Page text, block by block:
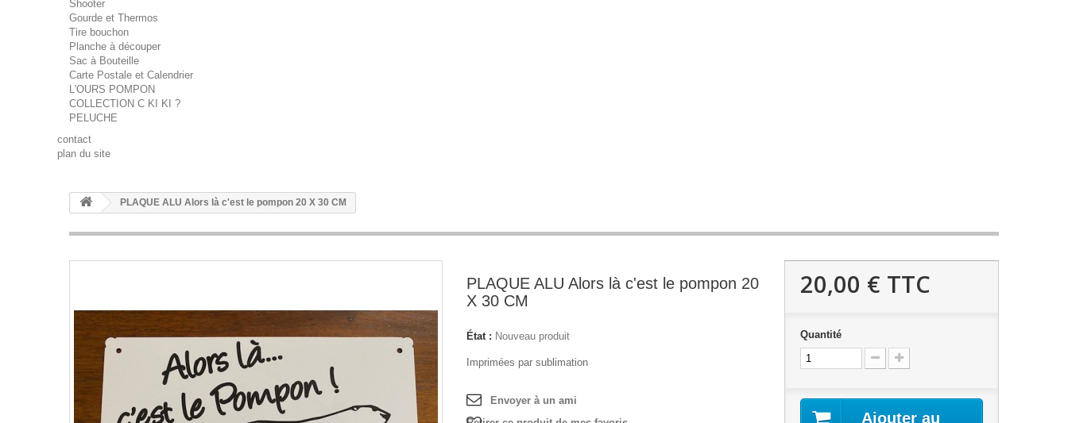
Shooter
Gourde et Thermos
Tire bouchon
Planche à découper
Sac à Bouteille
Carte Postale et Calendrier
L'OURS POMPON
COLLECTION C KI KI ?
PELUCHE
contact
plan du site
PLAQUE ALU Alors là c'est le pompon 20 X 30 CM
PLAQUE ALU Alors là c'est le pompon 20
X 30 CM
État : Nouveau produit
Imprimées par sublimation
Envoyer à un ami
20,00 € TTC
Quantité
Ajouter au